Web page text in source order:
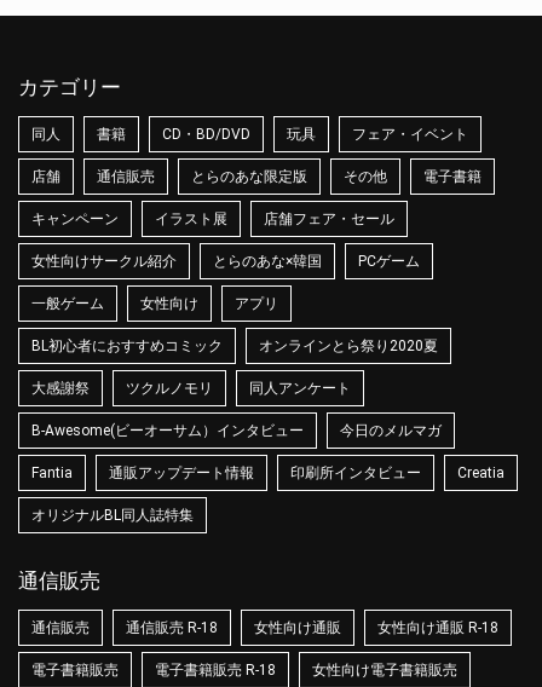
カテゴリー
同人 書籍 CD・BD/DVD 玩具 フェア・イベント
店舗 通信販売 とらのあな限定版 その他 電子書籍
キャンペーン イラスト展 店舗フェア・セール
女性向けサークル紹介 とらのあな×韓国 PCゲーム
一般ゲーム 女性向け アプリ
BL初心者におすすめコミック オンラインとら祭り2020夏
大感謝祭 ツクルノモリ 同人アンケート
B-Awesome(ビーオーサム）インタビュー 今日のメルマガ
Fantia 通販アップデート情報 印刷所インタビュー Creatia
オリジナルBL同人誌特集
通信販売
通信販売 通信販売 R-18 女性向け通販 女性向け通販 R-18
電子書籍販売 電子書籍販売 R-18 女性向け電子書籍販売